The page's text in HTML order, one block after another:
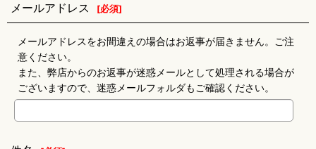
メールアドレス [必須]
メールアドレスをお間違えの場合はお返事が届きません。ご注
意ください。
また、弊店からのお返事が迷惑メールとして処理される場合が
ございますので、迷惑メールフォルダもご確認ください。